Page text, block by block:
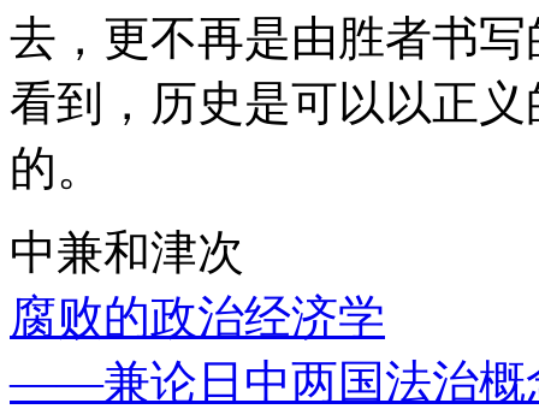
去，更不再是由胜者书
看到，历史是可以以正
的。
中兼和津次
腐败的政治经济学
——兼论日中两国法治概